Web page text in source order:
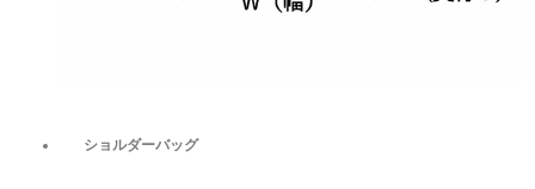
ショルダーバッグ